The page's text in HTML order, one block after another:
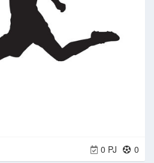
0
0 PJ